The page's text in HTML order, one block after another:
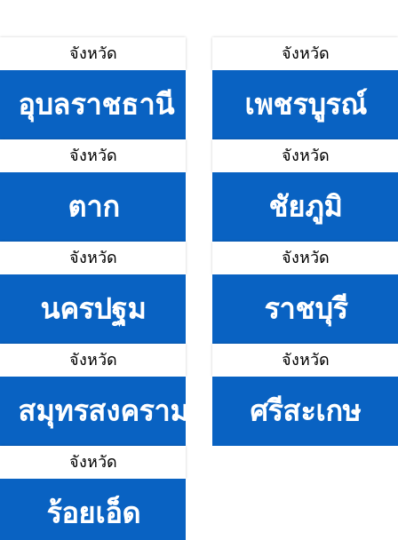
จังหวัด
อุบลราชธานี
จังหวัด
เพชรบูรณ์
จังหวัด
ตาก
จังหวัด
ชัยภูมิ
จังหวัด
นครปฐม
จังหวัด
ราชบุรี
จังหวัด
สมุทรสงคราม
จังหวัด
ศรีสะเกษ
จังหวัด
ร้อยเอ็ด